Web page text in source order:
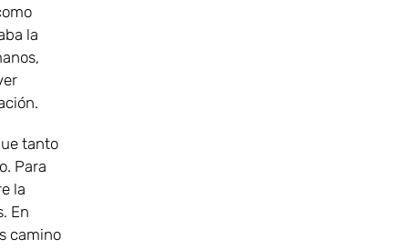
la
tanto
Para
la
En
camino